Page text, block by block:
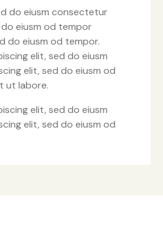
do eiusm consectetur
eiusm od tempor
do eiusm od tempor.
elit, sed do eiusm
elit, sed do eiusm od
ut labore.
elit, sed do eiusm
elit, sed do eiusm od